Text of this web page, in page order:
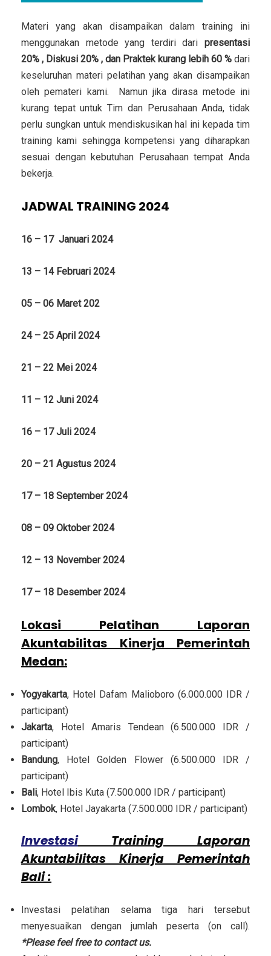
Materi yang akan disampaikan dalam training ini
menggunakan metode yang terdiri dari presentasi
20% , Diskusi 20% , dan Praktek kurang lebih 60 % dari
keseluruhan materi pelatihan yang akan disampaikan
oleh pemateri kami. Namun jika dirasa metode ini
kurang tepat untuk Tim dan Perusahaan Anda, tidak
perlu sungkan untuk mendiskusikan hal ini kepada tim
training kami sehingga kompetensi yang diharapkan
sesuai dengan kebutuhan Perusahaan tempat Anda
bekerja.
JADWAL TRAINING 2024
16 – 17 Januari 2024
13 – 14 Februari 2024
05 – 06 Maret 202
24 – 25 April 2024
21 – 22 Mei 2024
11 – 12 Juni 2024
16 – 17 Juli 2024
20 – 21 Agustus 2024
17 – 18 September 2024
08 – 09 Oktober 2024
12 – 13 November 2024
17 – 18 Desember 2024
Lokasi Pelatihan Laporan
Akuntabilitas Kinerja Pemerintah
Medan:
Yogyakarta, Hotel Dafam Malioboro (6.000.000 IDR /
participant)
Jakarta, Hotel Amaris Tendean (6.500.000 IDR /
participant)
Bandung, Hotel Golden Flower (6.500.000 IDR /
participant)
Bali, Hotel Ibis Kuta (7.500.000 IDR / participant)
Lombok, Hotel Jayakarta (7.500.000 IDR / participant)
Investasi
Training Laporan
Akuntabilitas Kinerja Pemerintah
Bali:
Investasi pelatihan selama tiga hari tersebut
menyesuaikan dengan jumlah peserta (on call).
*Please feel free to contact us.